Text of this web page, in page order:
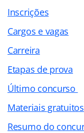
Inscrições
Cargos e vagas
Carreira
Etapas de prova
Último concurso
Materiais gratuitos
Resumo do